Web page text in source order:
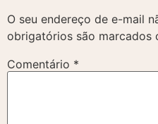
O seu endereço de e-mail
obrigatórios são marcados
Comentário *